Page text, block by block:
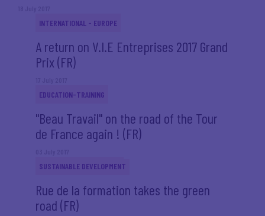
INTERNATIONAL - EUROPE
A return on V.I.E Entreprises 2017 Grand
Prix (FR)
EDUCATION-TRAINING
"Beau Travail" on the road of the Tour
de France again ! (FR)
SUSTAINABLE DEVELOPMENT
Rue de la formation takes the green
road (FR)